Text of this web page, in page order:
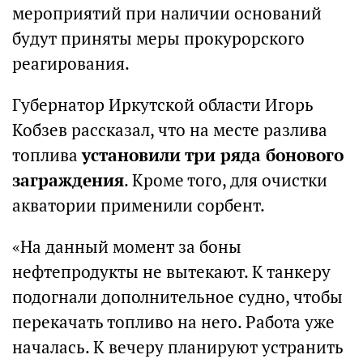
мероприятий при наличии оснований
будут приняты меры прокурорского
реагирования.
Губернатор Иркутской области Игорь
Кобзев рассказал, что на месте разлива
топливаустановили три ряда бонового
заграждения. Кроме того, для очистки
акватории применили сорбент.
«На данный момент за боны
нефтепродукты не вытекают. К танкеру
подогнали дополнительное судно, чтобы
перекачать топливо на него. Работа уже
началась. К вечеру планируют устранить